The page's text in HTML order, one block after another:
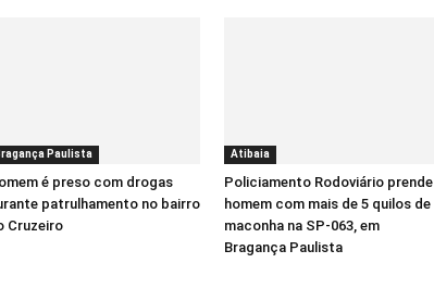
Paulista
é preso com drogas
patrulhamento no bairro
Cruzeiro
Atibaia
Policiamento Rodoviário prende
homem com mais de 5 quilos de
maconha na SP-063, em
Bragança Paulista